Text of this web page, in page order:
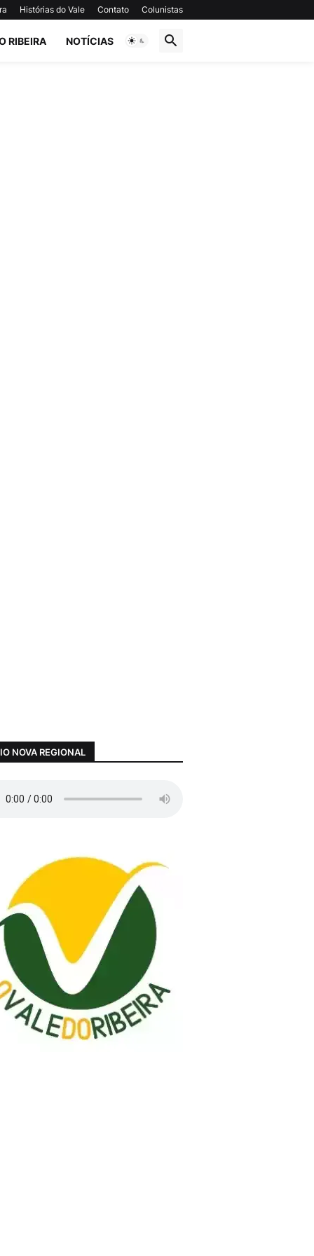
Histórias do Vale Contato Colunistas
RIBEIRA NOTÍCIAS
NOVA REGIONAL